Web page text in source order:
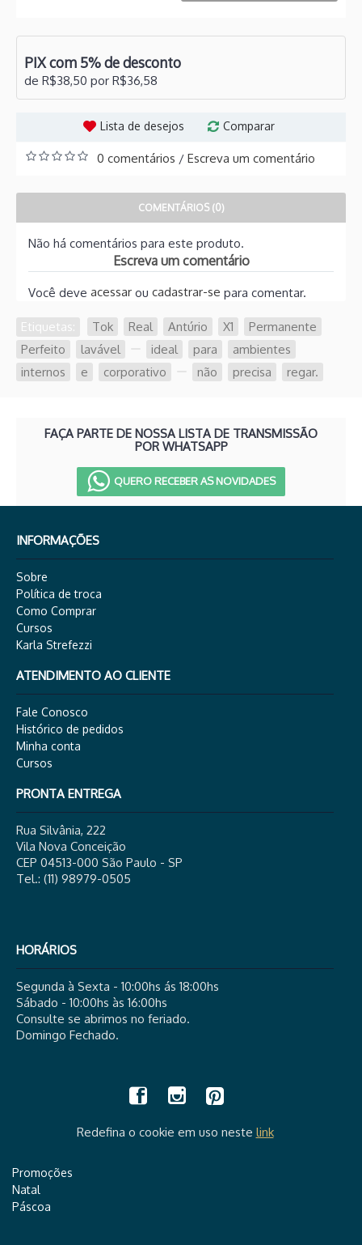
PIX com 5% de desconto
de R$38,50 por R$36,58
Lista de desejos Comparar
0 comentários / Escreva um comentário
COMENTÁRIOS (0)
Não há comentários para este produto.
Escreva um comentário
Você deve acessar ou cadastrar-se para comentar.
Etiquetas: Tok Real Antúrio X1 Permanente
Perfeito
lavável ideal para ambientes
internos
e corporativo não precisa regar.
FAÇA PARTE DE NOSSA LISTA DE TRANSMISSÃO
POR WHATSAPP
QUERO RECEBER AS NOVIDADES
INFORMAÇÕES
Sobre
Política de troca
Como Comprar
Cursos
Karla Strefezzi
ATENDIMENTO AO CLIENTE
Fale Conosco
Histórico de pedidos
Minha conta
Cursos
PRONTA ENTREGA
Rua Silvânia, 222
Vila Nova Conceição
CEP 04513-000 São Paulo - SP
Tel.: (11) 98979-0505
HORÁRIOS
Segunda à Sexta - 10:00hs ás 18:00hs
Sábado - 10:00hs às 16:00hs
Consulte se abrimos no feriado.
Domingo Fechado.
Redefina o cookie em uso neste link
Promoções
Natal
Páscoa